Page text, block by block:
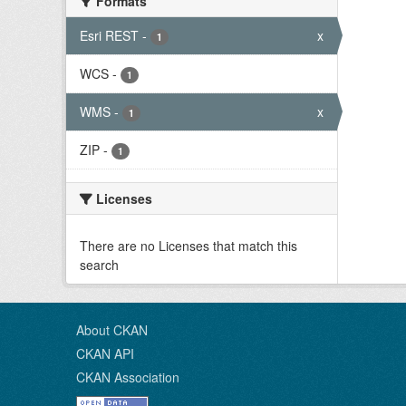
Esri REST - 1 x
WCS - 1
WMS - 1 x
ZIP - 1
Licenses
There are no Licenses that match this
search
About CKAN
CKAN API
CKAN Association